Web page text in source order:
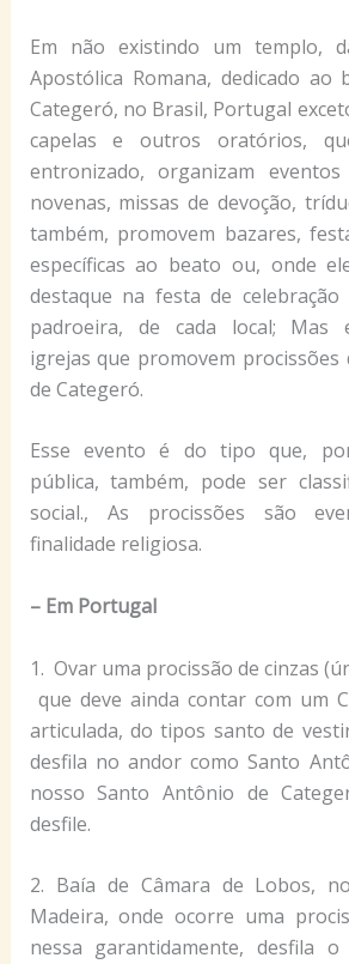
Em não existindo um templo,
Apostólica Romana, dedicado ao
Categeró, no Brasil, Portugal
capelas e outros oratórios,
entronizado, organizam
novenas, missas de devoção,
também, promovem bazares,
específicas ao beato ou, onde
destaque na festa de
padroeira, de cada local; Mas
igrejas que promovem procissões
de Categeró.
Esse evento é do tipo que,
pública, também, pode ser
social., As procissões são
finalidade religiosa.
– Em Portugal
1. Ovar uma procissão de cinzas
que deve ainda contar com um
articulada, do tipos santo de
desfila no andor como Santo
nosso Santo Antônio de
desfile.
2. Baía de Câmara de Lobos,
Madeira, onde ocorre uma
nessa garantidamente, desfila